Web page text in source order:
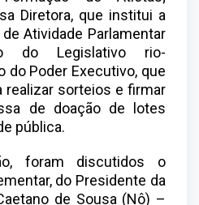
Diretora, que institui a
Atividade Parlamentar
do Legislativo rio-
do Poder Executivo, que
realizar sorteios e firmar
de doação de lotes
pública.
foram discutidos o
do Presidente da
de Sousa (Nô) –